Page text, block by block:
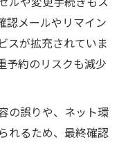
認メールやリマイン
スが拡充されていま
予約のリスクも減少
の誤りや、ネット環
れるため、最終確認